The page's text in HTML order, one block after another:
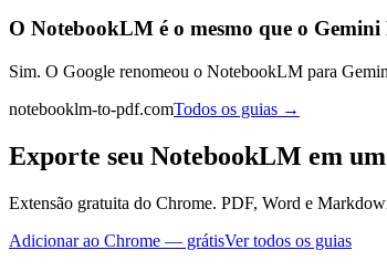
O NotebookLM é o mesmo que o Gemini
Sim. O Google renomeou o NotebookLM para
notebooklm-to-pdf.comTodos os guias →
Exporte seu NotebookLM em
Extensão gratuita do Chrome. PDF, Word e
Adicionar ao Chrome — grátisVer todos os guias